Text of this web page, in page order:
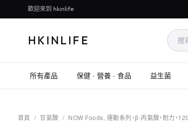
歡迎來到 hkinlife
HKINLIFE
所有產品 保健 · 營養 · 食品 益生菌
首頁 / 甘氨酸 / NOW Foods, 運動系列，β-丙氨酸，耐力，